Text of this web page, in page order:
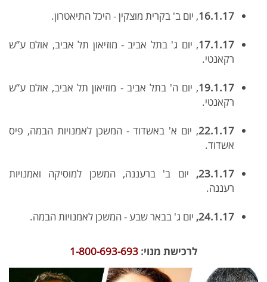
16.1.17, יום ב' בקרית מוצקין - היכל התיאטרון.
17.1.17, יום ג' בתל אביב - מוזיאון תל אביב, אולם ע”ש
רקאנטי.
19.1.17, יום ה' בתל אביב - מוזיאון תל אביב, אולם ע”ש
רקאנטי.
22.1.17, יום א' באשדוד - המשכן לאמנויות הבמה, פיס
אשדוד.
23.1.17,
יום ב' ברעננה, המשכן למוסיקה ואמנויות
רעננה.
24.1.17, יום ג' בבאר שבע - המשכן לאמנויות הבמה.
לרכישת מנוי: 1-800-693-693